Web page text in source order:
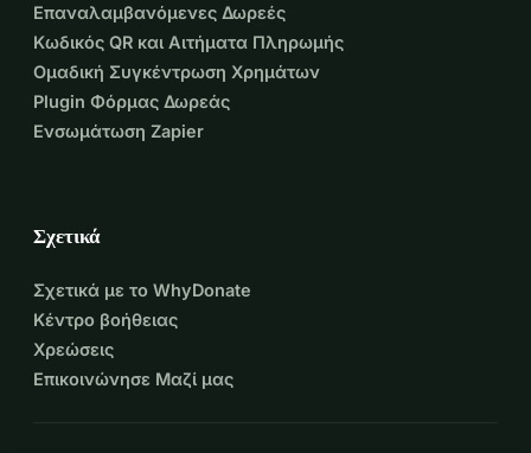
Επαναλαμβανόμενες Δωρεές
Κωδικός QR και Αιτήματα Πληρωμής
Ομαδική Συγκέντρωση Χρημάτων
Plugin Φόρμας Δωρεάς
Ενσωμάτωση Zapier
Σχετικά
Σχετικά με το WhyDonate
Κέντρο βοήθειας
Χρεώσεις
Επικοινώνησε Μαζί μας